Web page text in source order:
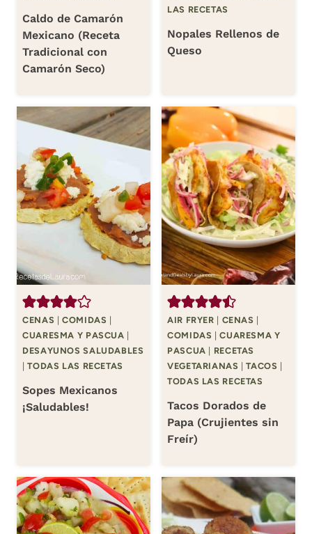
Caldo de Camarón
Mexicano (Receta
Tradicional con
Camarón Seco)
LAS RECETAS
Nopales Rellenos de
Queso
CENAS |COMIDAS |
CUARESMA Y PASCUA |
DESAYUNOS SALUDABLES
|TODAS LAS RECETAS
Sopes Mexicanos
¡Saludables!
AIR FRYER | CENAS |
COMIDAS |CUARESMA Y
PASCUA | RECETAS
VEGETARIANAS |TACOS |
TODAS LAS RECETAS
Tacos Dorados de
Papa (Crujientes sin
Freír)